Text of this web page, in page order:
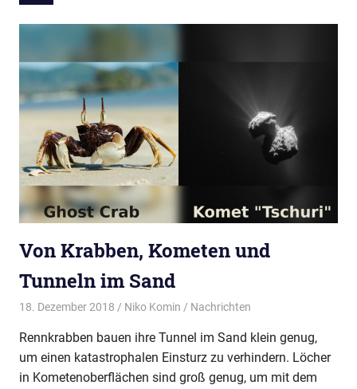
Von Krabben, Kometen und
Tunneln im Sand
18. Dezember 2018 Niko Komin Nachrichten
Rennkrabben bauen ihre Tunnel im Sand klein genug,
um einen katastrophalen Einsturz zu verhindern. Löcher
in Kometenoberflächen sind groß genug, um mit dem